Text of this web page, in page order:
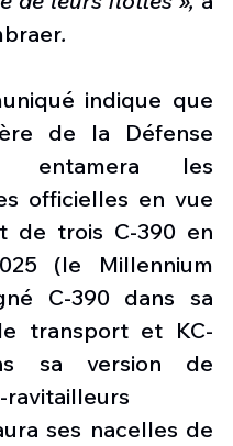
.
indique que
de la Défense
entamera les
officielles en vue
de trois C-390 en
(le Millennium
C-390 dans sa
transport et KC-
sa version de
ses nacelles de